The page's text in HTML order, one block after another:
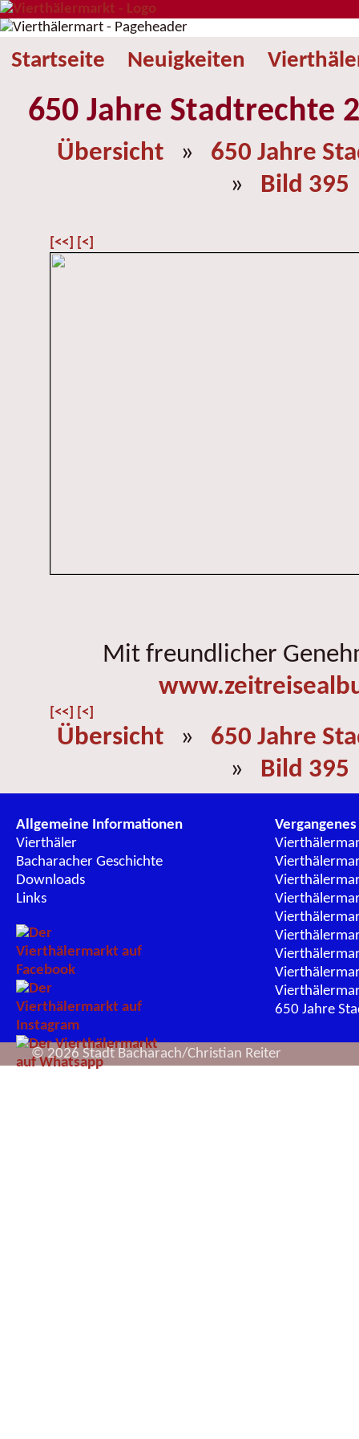
Startseite Neuigkeiten
650 Jahre Stadtrechte
Übersicht » 650 Jahre
» Bild 395
[<<] [<]
Mit freundlicher
[<<] [<]
Übersicht » 650 Jahre
» Bild 395
Allgemeine Informationen
Vierthäler
Bacharacher Geschichte
Downloads
Links
Vergangenes
650 Jahre
© 2026 Stadt Bacharach/Christian Reiter